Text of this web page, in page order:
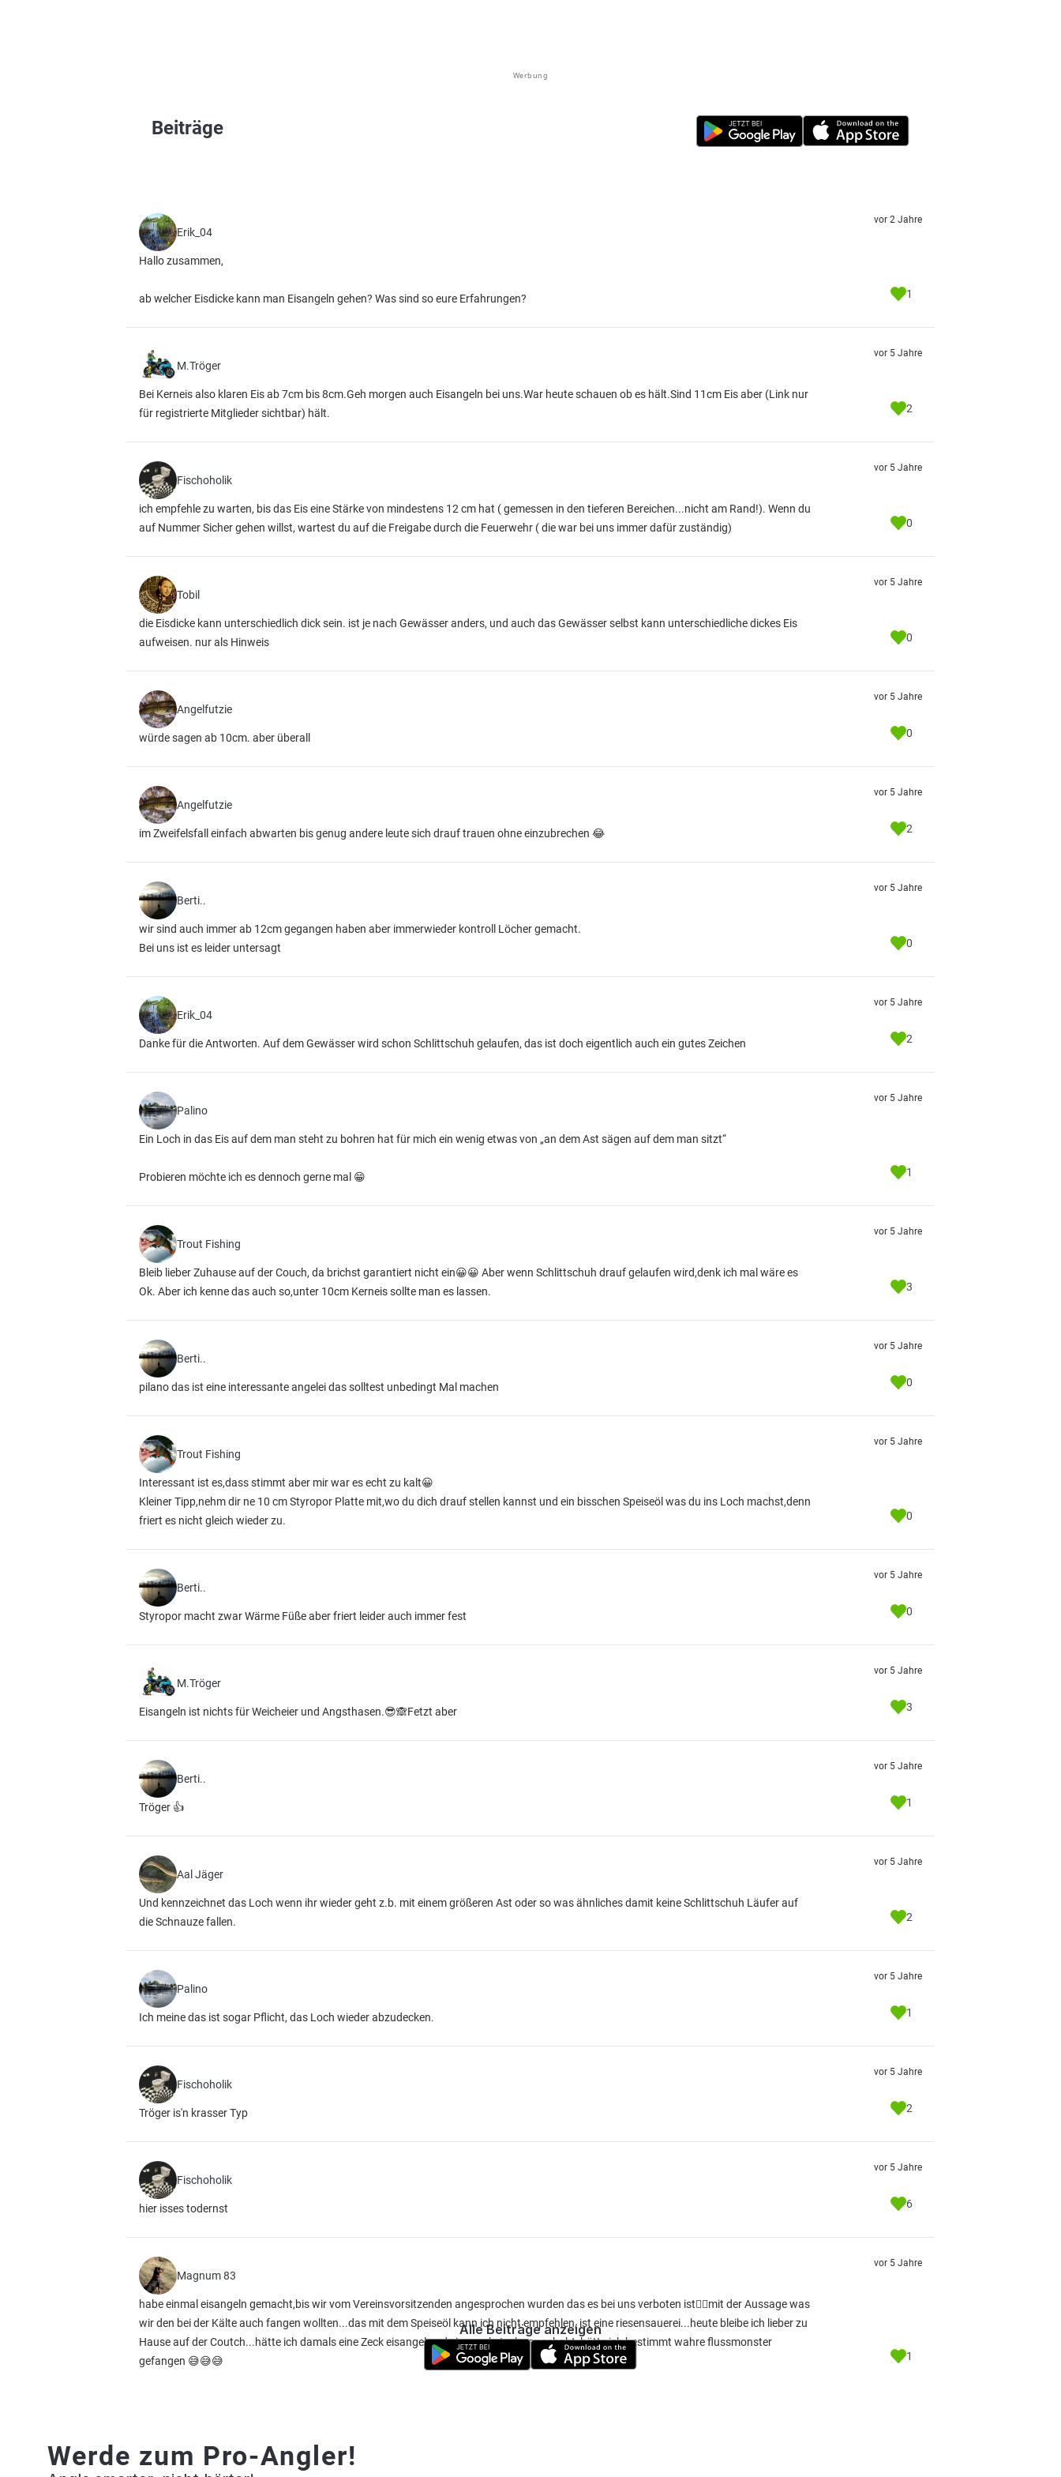
Werbung
Beiträge
Erik_04
Hallo zusammen,
ab welcher Eisdicke kann man Eisangeln gehen? Was sind so eure Erfahrungen?
vor 2 Jahre
1
M.Tröger
Bei Kerneis also klaren Eis ab 7cm bis 8cm.Geh morgen auch Eisangeln bei uns.War heute schauen ob es hält.Sind 11cm Eis aber (Link nur
für registrierte Mitglieder sichtbar) hält.
vor 5 Jahre
2
Fischoholik
ich empfehle zu warten, bis das Eis eine Stärke von mindestens 12 cm hat ( gemessen in den tieferen Bereichen...nicht am Rand!). Wenn du
auf Nummer Sicher gehen willst, wartest du auf die Freigabe durch die Feuerwehr ( die war bei uns immer dafür zuständig)
vor 5 Jahre
0
Tobil
die Eisdicke kann unterschiedlich dick sein. ist je nach Gewässer anders, und auch das Gewässer selbst kann unterschiedliche dickes Eis
aufweisen. nur als Hinweis
vor 5 Jahre
0
Angelfutzie
würde sagen ab 10cm. aber überall
vor 5 Jahre
0
Angelfutzie
im Zweifelsfall einfach abwarten bis genug andere leute sich drauf trauen ohne einzubrechen 😂
vor 5 Jahre
2
Berti..
wir sind auch immer ab 12cm gegangen haben aber immerwieder kontroll Löcher gemacht.
Bei uns ist es leider untersagt
vor 5 Jahre
0
Erik_04
Danke für die Antworten. Auf dem Gewässer wird schon Schlittschuh gelaufen, das ist doch eigentlich auch ein gutes Zeichen
vor 5 Jahre
2
Palino
Ein Loch in das Eis auf dem man steht zu bohren hat für mich ein wenig etwas von „an dem Ast sägen auf dem man sitzt“
Probieren möchte ich es dennoch gerne mal 😁
vor 5 Jahre
1
Trout Fishing
Bleib lieber Zuhause auf der Couch, da brichst garantiert nicht ein😀😀 Aber wenn Schlittschuh drauf gelaufen wird,denk ich mal wäre es
Ok. Aber ich kenne das auch so,unter 10cm Kerneis sollte man es lassen.
vor 5 Jahre
3
Berti..
pilano das ist eine interessante angelei das solltest unbedingt Mal machen
vor 5 Jahre
0
Trout Fishing
Interessant ist es,dass stimmt aber mir war es echt zu kalt😀
Kleiner Tipp,nehm dir ne 10 cm Styropor Platte mit,wo du dich drauf stellen kannst und ein bisschen Speiseöl was du ins Loch machst,denn
friert es nicht gleich wieder zu.
vor 5 Jahre
0
Berti..
Styropor macht zwar Wärme Füße aber friert leider auch immer fest
vor 5 Jahre
0
M.Tröger
Eisangeln ist nichts für Weicheier und Angsthasen.😎🙈Fetzt aber
vor 5 Jahre
3
Berti..
Tröger 👍
vor 5 Jahre
1
Aal Jäger
Und kennzeichnet das Loch wenn ihr wieder geht z.b. mit einem größeren Ast oder so was ähnliches damit keine Schlittschuh Läufer auf
die Schnauze fallen.
vor 5 Jahre
2
Palino
Ich meine das ist sogar Pflicht, das Loch wieder abzudecken.
vor 5 Jahre
1
Fischoholik
Tröger is'n krasser Typ
vor 5 Jahre
2
Fischoholik
hier isses todernst
vor 5 Jahre
6
Magnum 83
habe einmal eisangeln gemacht,bis wir vom Vereinsvorsitzenden angesprochen wurden das es bei uns verboten ist🤷‍♂️mit der Aussage was
wir den bei der Kälte auch fangen wollten...das mit dem Speiseöl kann ich nicht empfehlen, ist eine riesensauerei...heute bleibe ich lieber zu
Hause auf der Coutch...hätte ich damals eine Zeck eisangel und eine zeck Jacke angehabt, hätte ich bestimmt wahre flussmonster
gefangen 😅😅😅
vor 5 Jahre
1
Alle Beiträge anzeigen
Werde zum Pro-Angler!